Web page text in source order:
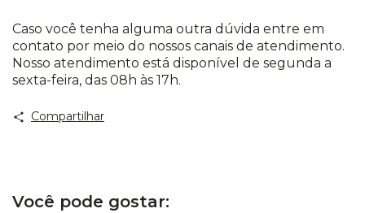
Caso você tenha alguma outra dúvida entre em
contato por meio do nossos canais de atendimento.
Nosso atendimento está disponível de segunda a
sexta-feira, das 08h às 17h.
Compartilhar
Você pode gostar: